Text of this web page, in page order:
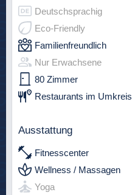
Deutschsprachig
Eco-Friendly
Familienfreundlich
Nur Erwachsene
80 Zimmer
Restaurants im Umkreis
Ausstattung
Fitnesscenter
Wellness / Massagen
Yoga